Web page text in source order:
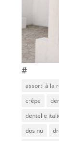
#
assorti à la
crêpe
dentelle
dos nu